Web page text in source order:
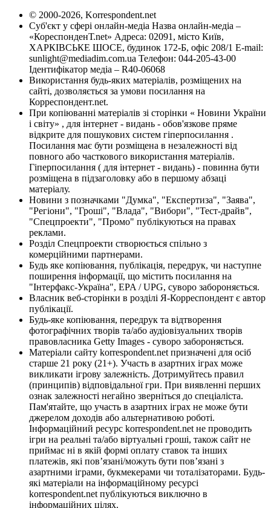
© 2000-2026, Korrespondent.net
Суб'єкт у сфері онлайн-медіа Назва онлайн-медіа –
«КореспонденТ.net» Адреса: 02091, місто Київ,
ХАРКІВСЬКЕ ШОСЕ, будинок 172-Б, офіс 208/1 E-mail:
sunlight@mediadim.com.ua Телефон: 044-205-43-00
Ідентифікатор медіа – R40-06068
Використання будь-яких матеріалів, розміщених на
сайті, дозволяється за умови посилання на
Корреспондент.net.
При копіюванні матеріалів зі сторінки « Новини України
і світу» , для інтернет - видань - обов'язкове пряме
відкрите для пошукових систем гіперпосилання .
Посилання має бути розміщена в незалежності від
повного або часткового використання матеріалів.
Гіперпосилання ( для інтернет - видань) - повинна бути
розміщена в підзаголовку або в першому абзаці
матеріалу.
Новини з позначками "Думка", "Експертиза", "Заява",
"Регіони", "Гроші", "Влада", "Вибори", "Тест-драйв",
"Спецпроекти", "Промо" публікуються на правах
реклами.
Розділ Спецпроекти створюється спільно з
комерційними партнерами.
Будь яке копіювання, публікація, передрук, чи наступне
поширення інформації, що містить посилання на
"Інтерфакс-Україна", EPA / UPG, суворо забороняється.
Власник веб-сторінки в розділі Я-Корреспондент є автор
публікації.
Будь-яке копіювання, передрук та відтворення
фотографічних творів та/або аудіовізуальних творів
правовласника Getty Images - суворо забороняється.
Матеріали сайту korrespondent.net призначені для осіб
старше 21 року (21+). Участь в азартних іграх може
викликати ігрову залежність. Дотримуйтесь правил
(принципів) відповідальної гри. При виявленні перших
ознак залежності негайно зверніться до спеціаліста.
Пам'ятайте, що участь в азартних іграх не може бути
джерелом доходів або альтернативою роботі.
Інформаційний ресурс korrespondent.net не проводить
ігри на реальні та/або віртуальні гроші, також сайт не
приймає ні в якій формі оплату ставок та інших
платежів, які пов’язані/можуть бути пов’язані з
азартними іграми, букмекерами чи тоталізаторами. Будь-
які матеріали на інформаційному ресурсі
korrespondent.net публікуються виключно в
інформаційних цілях.